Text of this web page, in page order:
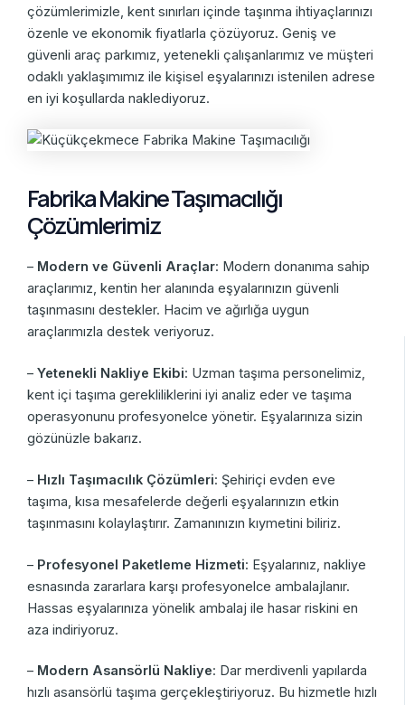
çözümlerimizle, kent sınırları içinde taşınma ihtiyaçlarınızı
özenle ve ekonomik fiyatlarla çözüyoruz. Geniş ve
güvenli araç parkımız, yetenekli çalışanlarımız ve müşteri
odaklı yaklaşımımız ile kişisel eşyalarınızı istenilen adrese
en iyi koşullarda naklediyoruz.
Fabrika Makine Taşımacılığı
Çözümlerimiz
– Modern ve Güvenli Araçlar: Modern donanıma sahip
araçlarımız, kentin her alanında eşyalarınızın güvenli
taşınmasını destekler. Hacim ve ağırlığa uygun
araçlarımızla destek veriyoruz.
–Yetenekli Nakliye Ekibi: Uzman taşıma personelimiz,
kent içi taşıma gerekliliklerini iyi analiz eder ve taşıma
operasyonunu profesyonelce yönetir. Eşyalarınıza sizin
gözünüzle bakarız.
– Hızlı Taşımacılık Çözümleri: Şehiriçi evden eve
taşıma, kısa mesafelerde değerli eşyalarınızın etkin
taşınmasını kolaylaştırır. Zamanınızın kıymetini biliriz.
– Profesyonel Paketleme Hizmeti: Eşyalarınız, nakliye
esnasında zararlara karşı profesyonelce ambalajlanır.
Hassas eşyalarınıza yönelik ambalaj ile hasar riskini en
aza indiriyoruz.
– Modern Asansörlü Nakliye: Dar merdivenli yapılarda
hızlı asansörlü taşıma gerçekleştiriyoruz. Bu hizmetle hızlı